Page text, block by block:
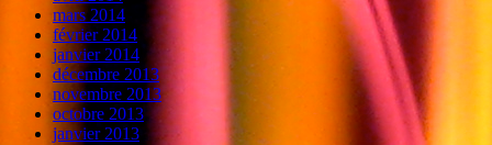
mars 2014
février 2014
janvier 2014
décembre 2013
novembre 2013
octobre 2013
janvier 2013